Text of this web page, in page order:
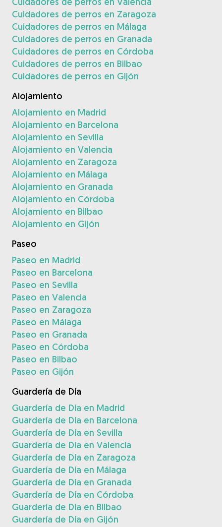
Cuidadores de perros en Zaragoza
Cuidadores de perros en Málaga
Cuidadores de perros en Granada
Cuidadores de perros en Córdoba
Cuidadores de perros en Bilbao
Cuidadores de perros en Gijón
Alojamiento
Alojamiento en Madrid
Alojamiento en Barcelona
Alojamiento en Sevilla
Alojamiento en Valencia
Alojamiento en Zaragoza
Alojamiento en Málaga
Alojamiento en Granada
Alojamiento en Córdoba
Alojamiento en Bilbao
Alojamiento en Gijón
Paseo
Paseo en Madrid
Paseo en Barcelona
Paseo en Sevilla
Paseo en Valencia
Paseo en Zaragoza
Paseo en Málaga
Paseo en Granada
Paseo en Córdoba
Paseo en Bilbao
Paseo en Gijón
Guardería de Día
Guardería de Día en Madrid
Guardería de Día en Barcelona
Guardería de Día en Sevilla
Guardería de Día en Valencia
Guardería de Día en Zaragoza
Guardería de Día en Málaga
Guardería de Día en Granada
Guardería de Día en Córdoba
Guardería de Día en Bilbao
Guardería de Día en Gijón